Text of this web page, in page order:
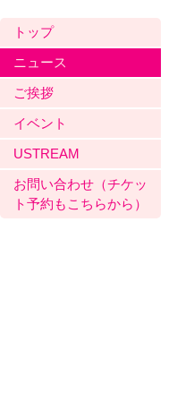
これからの活躍が楽しみな
劇あり
トップ
ニュース
ご挨拶
イベント
USTREAM
お問い合わせ（チケッ
ト予約もこちらから）
ニュース
ご挨拶
イベント
ustream